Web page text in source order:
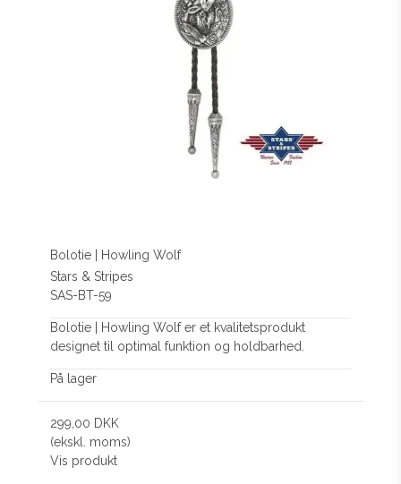
Bolotie | Howling Wolf
Stars & Stripes
SAS-BT-59
Bolotie | Howling Wolf er et kvalitetsprodukt
designet til optimal funktion og holdbarhed.
På lager
299,00 DKK
(ekskl. moms)
Vis produkt